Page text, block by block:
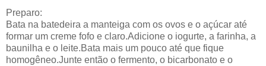
Preparo:
Bata na batedeira a manteiga com os ovos e o açúcar até
formar um creme fofo e claro.Adicione o iogurte, a farinha, a
baunilha e o leite.Bata mais um pouco até que fique
homogêneo.Junte então o fermento, o bicarbonato e o